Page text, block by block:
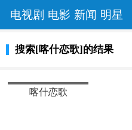
电视剧 电影 新闻 明星
搜索[喀什恋歌]的结果
喀什恋歌